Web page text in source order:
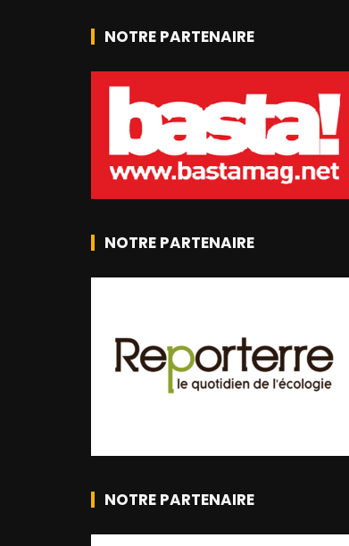
NOTRE PARTENAIRE
NOTRE PARTENAIRE
NOTRE PARTENAIRE